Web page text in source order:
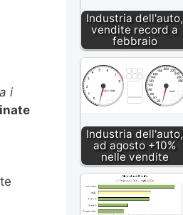
i
Industria dell'auto,
vendite record a
febbraio
Industria dell'auto,
ad agosto +10%
nelle vendite